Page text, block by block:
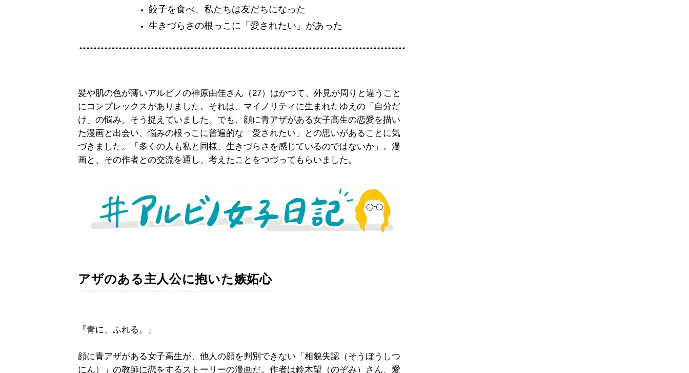
餃子を食べ、私たちは友だちになった
生きづらさの根っこに「愛されたい」があった
髪や肌の色が薄いアルビノの神原由佳さん（27）はかつて、外見が周りと違うこと
にコンプレックスがありました。それは、マイノリティに生まれたゆえの「自分だ
け」の悩み。そう捉えていました。でも、顔に青アザがある女子高生の恋愛を描い
た漫画と出会い、悩みの根っこに普遍的な「愛されたい」との思いがあることに気
づきました。「多くの人も私と同様、生きづらさを感じているのではないか」。漫
画と、その作者との交流を通し、考えたことをつづってもらいました。
アザのある主人公に抱いた嫉妬心
『青に、ふれる。』
顔に青アザがある女子高生が、他人の顔を判別できない「相貌失認（そうぼうしつ
にん）」の教師に恋をするストーリーの漫画だ。作者は鈴木望（のぞみ）さん、愛